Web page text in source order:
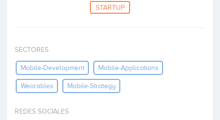
Inicio
Invertir
STARTUP
SECTORES
Mobile-Development Mobile-Applications
Wearables Mobile-Strategy
REDES SOCIALES